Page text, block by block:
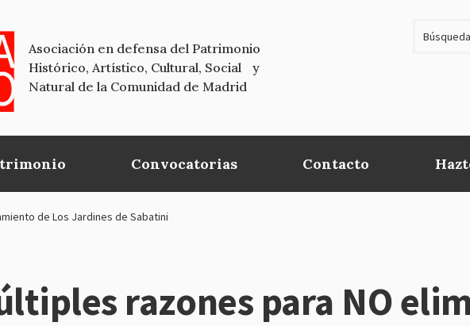
Asociación en defensa del Patrimonio
Histórico, Artístico, Cultural, Social y
Natural de la Comunidad de Madrid
Convocatorias Contacto
de Los Jardines de Sabatini
razones para NO